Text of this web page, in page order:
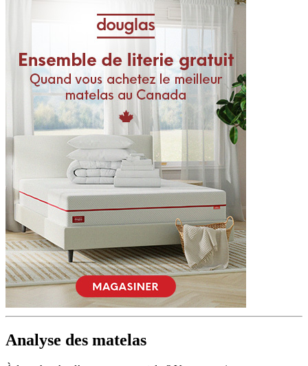
6,7/10
Fermeté
?
Déterminé par le degré d’affaissement des rebords du matelas sous
Analyse des matelas